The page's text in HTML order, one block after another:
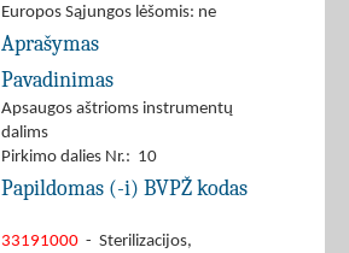
Europos Sąjungos lėšomis: ne
Aprašymas
Pavadinimas
Apsaugos aštrioms instrumentų
dalims
Pirkimo dalies Nr.: 10
Papildomas (-i) BVPŽ kodas
33191000 - Sterilizacijos,